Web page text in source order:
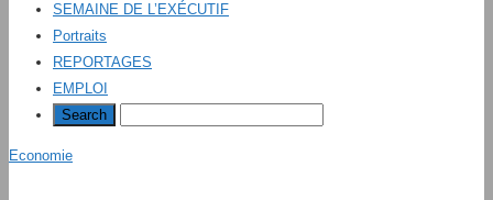
SEMAINE DE L’EXÉCUTIF
Portraits
REPORTAGES
EMPLOI
Economie